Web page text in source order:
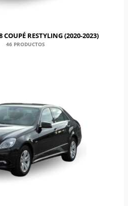
COUPÉ RESTYLING (2020-2023)
46 PRODUCTOS